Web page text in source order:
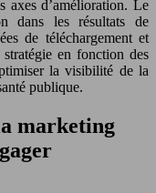
axes d’amélioration. Le
dans les résultats de
de téléchargement et
en fonction des
la visibilité de la
publique.
marketing